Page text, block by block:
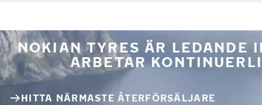
NOKIAN TYRES ÄR LEDANDE
ARBETAR
HITTA NÄRMASTE ÅTERFÖRSÄLJARE